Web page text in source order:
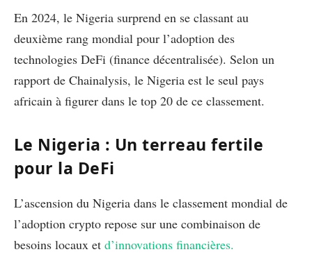
En 2024, le Nigeria surprend en se classant au
deuxième rang mondial pour l’adoption des
technologies DeFi (finance décentralisée). Selon un
rapport de Chainalysis, le Nigeria est le seul pays
africain à figurer dans le top 20 de ce classement.
Le Nigeria : Un terreau fertile
pour la DeFi
L’ascension du Nigeria dans le classement mondial de
l’adoption crypto repose sur une combinaison de
besoins locaux et d’innovations financières.